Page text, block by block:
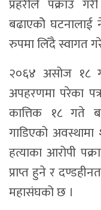
प्रहरीले पक्राउ
बढाएकोे घटनालाई
रुपमा लिँदै स्वागत
२०६४ असोज १८
अपहरणमा परेका
कात्तिक १८ गते
गाडिएको
हत्याका आरोपी
प्राप्त हुने र
महासंघको छ ।